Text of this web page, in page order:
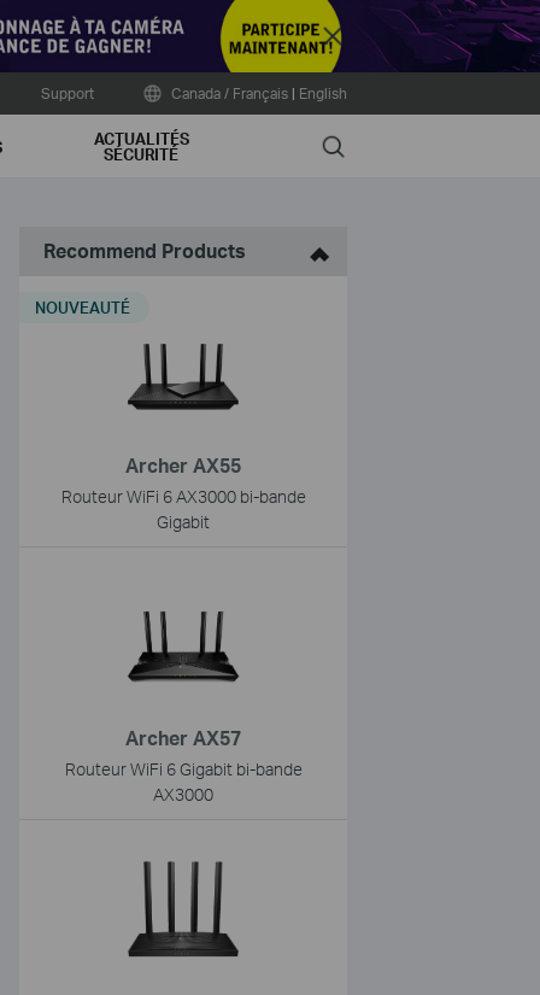
Close
Support Canada / Français | English
ACTUALITÉS
SÉCURITÉ Search
Recommend Products
Archer AX55
Routeur WiFi 6 AX3000 bi-bande
Gigabit
NOUVEAUTÉ
Archer AX57
Routeur WiFi 6 Gigabit bi-bande
AX3000